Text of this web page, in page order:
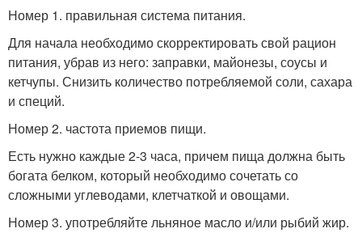
Номер 1. правильная система питания.
Для начала необходимо скорректировать свой рацион
питания, убрав из него: заправки, майонезы, соусы и
кетчупы. Снизить количество потребляемой соли, сахара
и специй.
Номер 2. частота приемов пищи.
Есть нужно каждые 2-3 часа, причем пища должна быть
богата белком, который необходимо сочетать со
сложными углеводами, клетчаткой и овощами.
Номер 3. употребляйте льняное масло и/или рыбий жир.